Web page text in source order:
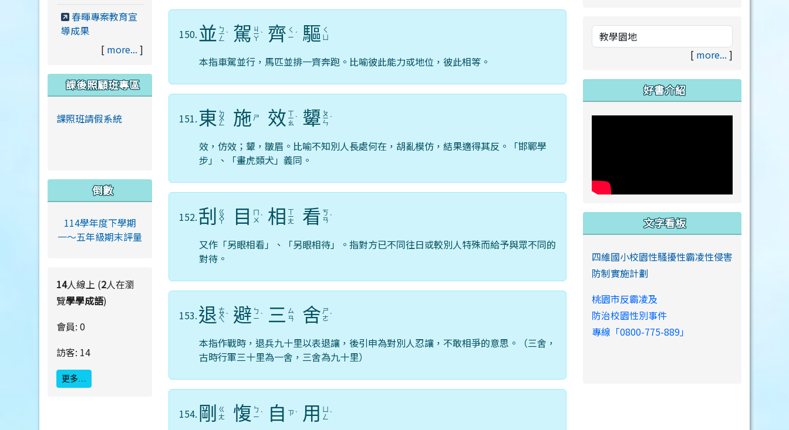
150. 並 ㄅ
ㄧ
ㄥ
ˋ 駕 ㄐ
ㄧ
ㄚ
ˋ 齊 ㄑ
ㄧ ˊ 驅 ㄑ
本指車駕並行，馬匹並排一齊奔跑。比喻彼此能力或地位，彼此相等。
151. 東 ㄉ
ㄨ
ㄥ 施 ㄕ 效 ㄒ
ㄧ
ㄠ
ˋ 顰 ㄆ
ㄧ
ㄣ
ˊ
效，仿效；顰，皺眉。比喻不知別人長處何在，胡亂模仿，結果適得其反。「邯鄲學
步」、「畫虎類犬」義同。
152.刮 ㄍ
ㄨ
ㄚ 目
ㄇ
ㄨ ˋ 相 ㄒ
ㄧ
ㄤ 看 ㄎ
ㄢ ˋ
又作「另眼相看」、「另眼相待」。指對方已不同往日或較別人特殊而給予與眾不同的
對待。
153.退 ㄊ
ㄨ
ㄟ
ˋ 避 ㄅ
ㄧ ˋ 三 ㄙ
ㄢ
舍 ㄕ
ㄜ ˋ
本指作戰時，退兵九十里以表退讓，後引申為對別人忍讓，不敢相爭的意思。（三舍，
古時行軍三十里為一舍，三舍為九十里）
154. 剛
ㄍ
ㄤ
愎 ㄅ
ㄧ ˋ 自 ㄗ ˋ 用
ㄥ ˋ
春暉專案教育宣
導成果
[ more... ]
課後照顧班專區
課照班請假系統
倒數
114學年度下學期
一～五年級期末評量
14人線上 (2人在瀏
覽學學成語)
會員: 0
訪客: 14
更多…
[ more... ]
好書介紹
文字看板
四維國小校園性騷擾性霸凌性侵害
防制實施計劃
桃園市反霸凌及
防治校園性別事件
專線「0800-775-889」